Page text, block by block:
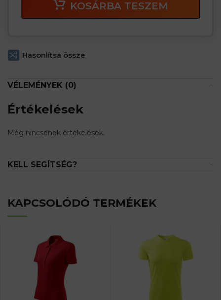
KOSÁRBA TESZEM
Hasonlítsa össze
VÉLEMÉNYEK (0)
Értékelések
Még nincsenek értékelések.
KELL SEGÍTSÉG?
KAPCSOLÓDÓ TERMÉKEK